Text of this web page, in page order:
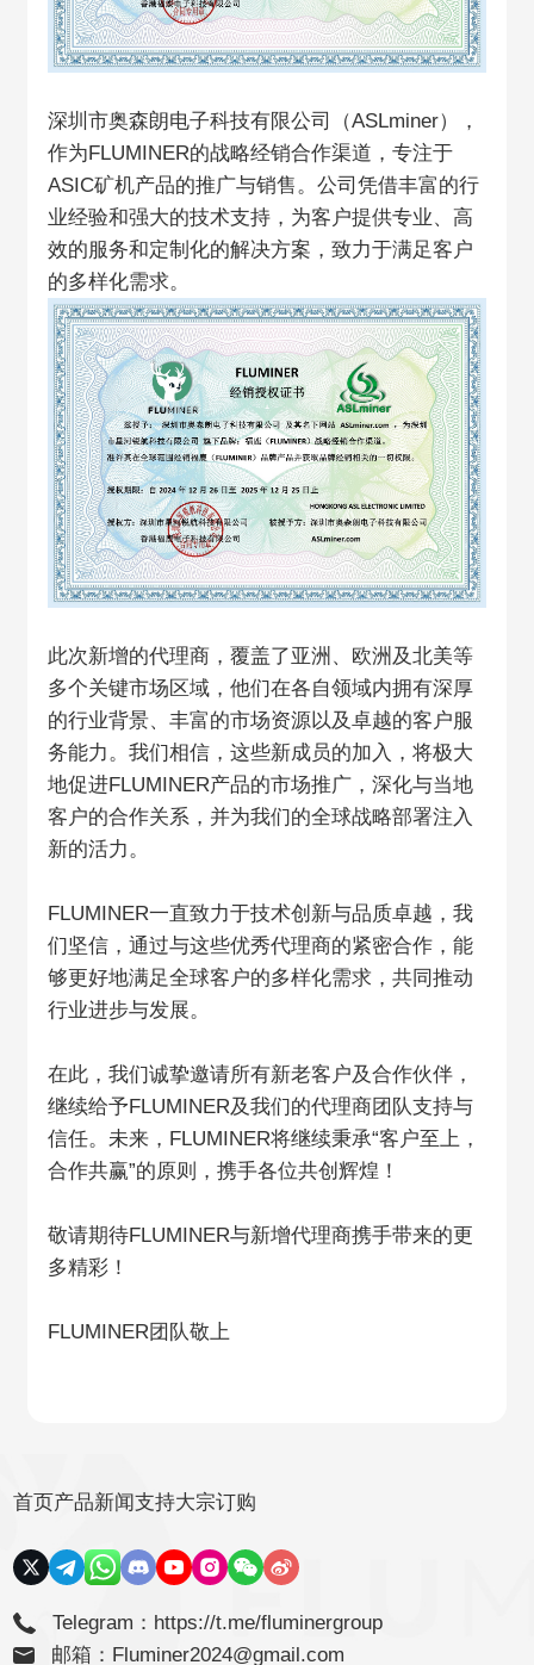
深圳市奥森朗电子科技有限公司（ASLminer），
作为FLUMINER的战略经销合作渠道，专注于
ASIC矿机产品的推广与销售。公司凭借丰富的行
业经验和强大的技术支持，为客户提供专业、高
效的服务和定制化的解决方案，致力于满足客户
的多样化需求。
此次新增的代理商，覆盖了亚洲、欧洲及北美等
多个关键市场区域，他们在各自领域内拥有深厚
的行业背景、丰富的市场资源以及卓越的客户服
务能力。我们相信，这些新成员的加入，将极大
地促进FLUMINER产品的市场推广，深化与当地
客户的合作关系，并为我们的全球战略部署注入
新的活力。
FLUMINER一直致力于技术创新与品质卓越，我
们坚信，通过与这些优秀代理商的紧密合作，能
够更好地满足全球客户的多样化需求，共同推动
行业进步与发展。
在此，我们诚挚邀请所有新老客户及合作伙伴，
继续给予FLUMINER及我们的代理商团队支持与
信任。未来，FLUMINER将继续秉承“客户至上，
合作共赢”的原则，携手各位共创辉煌！
敬请期待FLUMINER与新增代理商携手带来的更
多精彩！
FLUMINER团队敬上
首页产品新闻支持大宗订购
Telegram： https://t.me/fluminergroup
邮箱：Fluminer2024@gmail.com